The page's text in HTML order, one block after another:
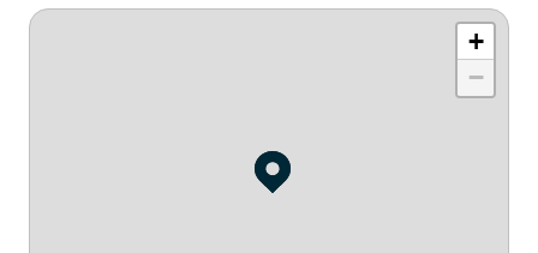
+
−